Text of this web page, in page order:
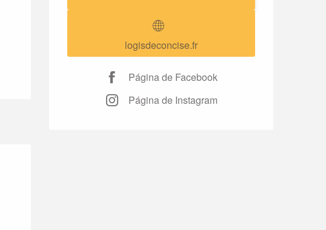
logisdeconcise.fr
Página de Facebook
Página de Instagram